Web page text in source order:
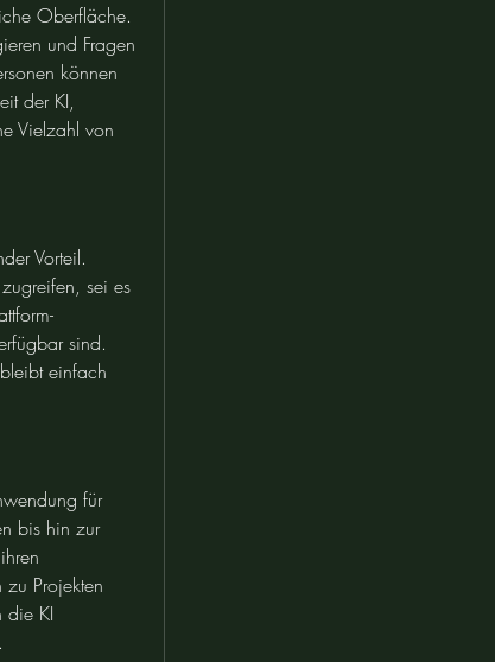
Oberfläche.
und Fragen
können
der KI,
Vielzahl von
Vorteil.
sei es
sind.
einfach
für
bis hin zur
Projekten
die KI